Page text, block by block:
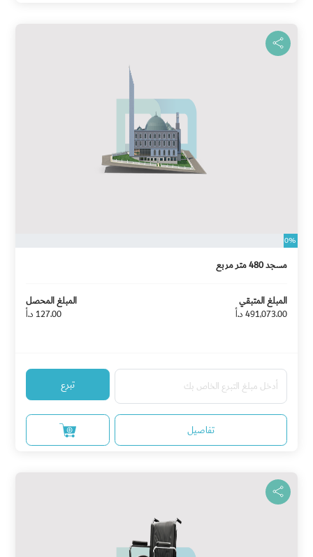
0%
مسجد 480 متر مربع
المبلغ المتبقي
491,073.00 د.أ
المبلغ المحصل
127.00 د.أ
تبرع
تفاصيل